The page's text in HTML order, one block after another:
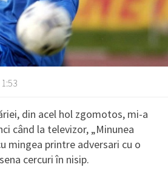
din acel hol zgomotos, mi-a
când la televizor, „Minunea
mingea printre adversari cu o
cercuri în nisip.